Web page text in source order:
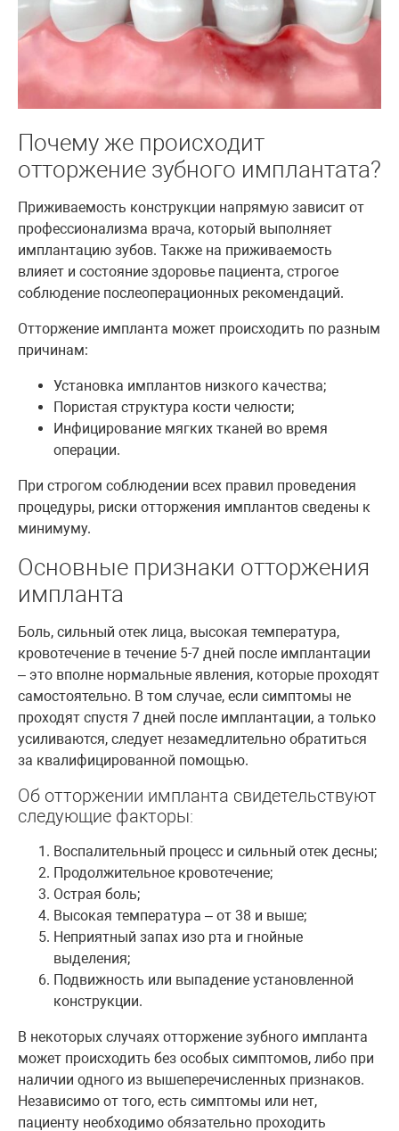
Почему же происходит
отторжение зубного имплантата?
Приживаемость конструкции напрямую зависит от
профессионализма врача, который выполняет
имплантацию зубов. Также на приживаемость
влияет и состояние здоровье пациента, строгое
соблюдение послеоперационных рекомендаций.
Отторжение импланта может происходить по разным
причинам:
Установка имплантов низкого качества;
Пористая структура кости челюсти;
Инфицирование мягких тканей во время
операции.
При строгом соблюдении всех правил проведения
процедуры, риски отторжения имплантов сведены к
минимуму.
Основные признаки отторжения
импланта
Боль, сильный отек лица, высокая температура,
кровотечение в течение 5-7 дней после имплантации
– это вполне нормальные явления, которые проходят
самостоятельно. В том случае, если симптомы не
проходят спустя 7 дней после имплантации, а только
усиливаются, следует незамедлительно обратиться
за квалифицированной помощью.
Об отторжении импланта свидетельствуют
следующие факторы:
Воспалительный процесс и сильный отек десны;
Продолжительное кровотечение;
Острая боль;
Высокая температура – от 38 и выше;
Неприятный запах изо рта и гнойные
выделения;
Подвижность или выпадение установленной
конструкции.
В некоторых случаях отторжение зубного импланта
может происходить без особых симптомов, либо при
наличии одного из вышеперечисленных признаков.
Независимо от того, есть симптомы или нет,
пациенту необходимо обязательно проходить